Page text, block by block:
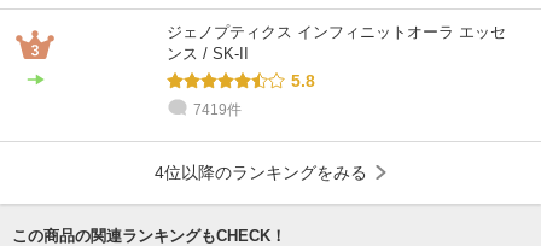
ジェノプティクス インフィニットオーラ エッセ
ンス / SK-II
5.8
7419件
4位以降のランキングをみる
この商品の関連ランキングもCHECK！